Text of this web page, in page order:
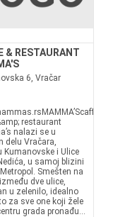
& RESTAURANT
6, Vračar
restaurant
nalazi se u
delu Vračara,
Kumanovske i Ulice
u samoj blizini
Smešten na
dve ulice,
u zelenilo, idealno
za sve one koji žele
grada pronađu...